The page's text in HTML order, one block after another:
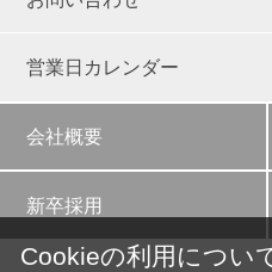
営業日カレンダー
会社概要
新卒採用
Cookieの利用につい